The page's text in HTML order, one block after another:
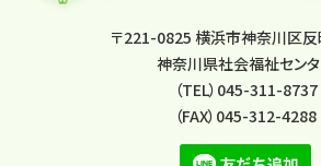
〒221-0825 横浜市神奈川区
神奈川県社会福祉セン
（TEL）045-311-8737
（FAX）045-312-4288